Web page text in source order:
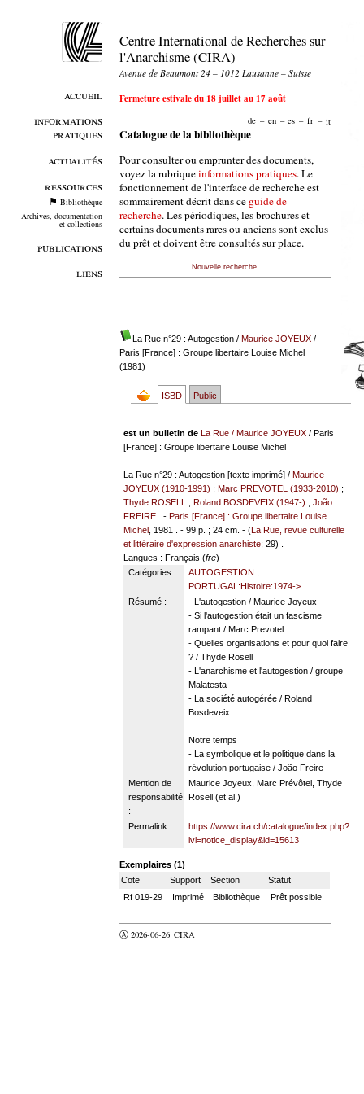
accueil
informations
pratiques
actualités
ressources
Bibliothèque
Archives, documentation
et collections
publications
liens
Centre International de Recherches sur
l'Anarchisme (CIRA)
Avenue de Beaumont 24 – 1012 Lausanne – Suisse
Fermeture estivale du 18 juillet au 17 août
de – en – es – fr – it
Catalogue de la bibliothèque
Pour consulter ou emprunter des documents,
voyez la rubriqueinformations pratiques. Le
fonctionnement de l'interface de recherche est
sommairement décrit dans ce guide de
recherche. Les périodiques, les brochures et
certains documents rares ou anciens sont exclus
du prêt et doivent être consultés sur place.
Nouvelle recherche
La Rue n°29 : Autogestion/ Maurice JOYEUX/
Paris [France] : Groupe libertaire Louise Michel
(1981)
ISBD Public
est un bulletin de La Rue /Maurice JOYEUX / Paris
[France] : Groupe libertaire Louise Michel
La Rue n°29 : Autogestion [texte imprimé] /Maurice
JOYEUX (1910-1991) ;Marc PREVOTEL (1933-2010) ;
Thyde ROSELL
;Roland BOSDEVEIX (1947-) ;João
FREIRE . -Paris [France] : Groupe libertaire Louise
Michel , 1981 . - 99 p. ; 24 cm. - (La Rue, revue culturelle
et littéraire d'expression anarchiste; 29) .
Langues : Français (fre)
Catégories :
AUTOGESTION ;
PORTUGAL:Histoire:1974->
Résumé :
- L'autogestion / Maurice Joyeux
- Si l'autogestion était un fascisme
rampant / Marc Prevotel
- Quelles organisations et pour quoi faire
? / Thyde Rosell
- L'anarchisme et l'autogestion / groupe
Malatesta
- La société autogérée / Roland
Bosdeveix
Notre temps
- La symbolique et le politique dans la
révolution portugaise / João Freire
Mention de
responsabilité
:
Maurice Joyeux, Marc Prévôtel, Thyde
Rosell (et al.)
Permalink :
https://www.cira.ch/catalogue/index.php?
lvl=notice_display&id=15613
Exemplaires (1)
Cote
Support Section
Statut
Rf 019-29
Imprimé Bibliothèque Prêt possible
Ⓐ 2026-06-26 CIRA